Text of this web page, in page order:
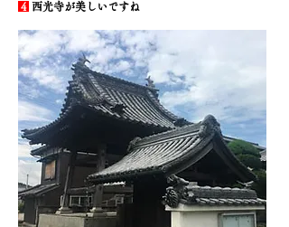
4 西光寺が美しいですね